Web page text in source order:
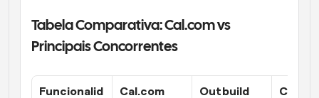
Tabela Comparativa: Cal.com vs
Principais Concorrentes
Funcionalid
Cal.com Outbuild